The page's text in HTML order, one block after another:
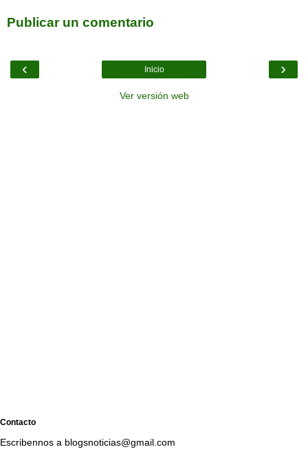
Publicar un comentario
‹ ›
Inicio
Ver versión web
Contacto
Escribennos a blogsnoticias@gmail.com